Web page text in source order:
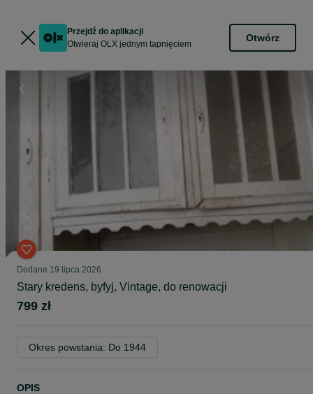
Przejdź do aplikacji
Otwieraj OLX jednym tapnięciem
Otwórz
Dodane 19 lipca 2026
Stary kredens, byfyj, Vintage, do renowacji
799 zł
Okres powstania: Do 1944
OPIS